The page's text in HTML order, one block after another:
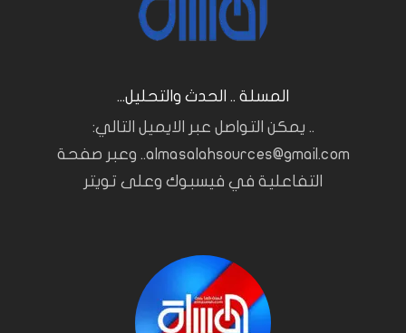
المسلة .. الحدث والتحليل...
.. يمكن التواصل عبر الايميل التالي:
almasalahsources@gmail.com.. وعبر صفحة
التفاعلية في فيسبوك وعلى تويتر